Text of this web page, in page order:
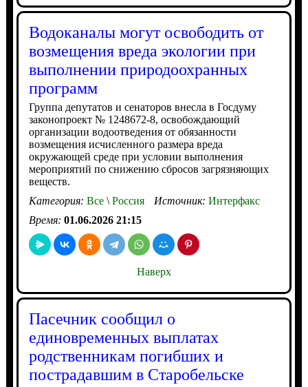
Водоканалы могут освободить от
возмещения вреда экологии при
выполнении природоохранных
программ
Группа депутатов и сенаторов внесла в Госдуму
законопроект № 1248672-8, освобождающий
организации водоотведения от обязанности
возмещения исчисленного размера вреда
окружающей среде при условии выполнения
мероприятий по снижению сбросов загрязняющих
веществ.
Категория: Все\Россия Источник: Интерфакс
Время: 01.06.2026 21:15
Наверх
Пасечник сообщил о
единовременных выплатах
родственникам погибших и
пострадавшим в Старобельске